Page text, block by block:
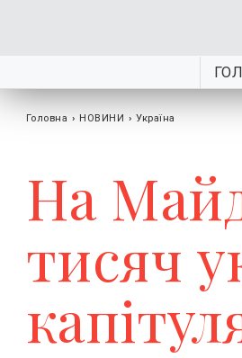
Головна › НОВИНИ › Україна
На
тисяч